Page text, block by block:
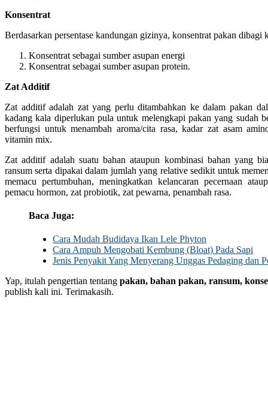
Konsentrat
Berdasarkan persentase kandungan gizinya, konsentrat pakan dibagi
Konsentrat sebagai sumber asupan energi
Konsentrat sebagai sumber asupan protein.
Zat Additif
Zat additif adalah zat yang perlu ditambahkan ke dalam pakan
kadang kala diperlukan pula untuk melengkapi pakan yang sudah
berfungsi untuk menambah aroma/cita rasa, kadar zat asam
vitamin mix.
Zat additif adalah suatu bahan ataupun kombinasi bahan yang
ransum serta dipakai dalam jumlah yang relative sedikit untuk
memacu pertumbuhan, meningkatkan kelancaran pecernaan
pemacu hormon, zat probiotik, zat pewarna, penambah rasa.
Baca Juga:
Cara Mudah Budidaya Ikan Lele Phyton
Cara Ampuh Mengobati Kembung (Bloat) Pada Sapi
Jenis Penyakit Yang Menyerang Unggas Pedaging dan
Yap, itulah pengertian tentangpakan, bahan pakan, ransum,
publish kali ini. Terimakasih.